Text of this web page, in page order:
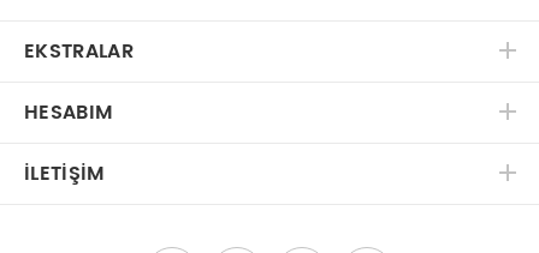
EKSTRALAR
HESABIM
İLETIŞIM